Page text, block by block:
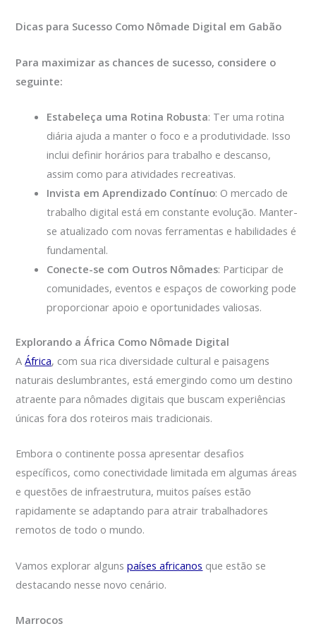
Dicas para Sucesso Como Nômade Digital em Gabão
Para maximizar as chances de sucesso, considere o
seguinte:
Estabeleça uma Rotina Robusta: Ter uma rotina
diária ajuda a manter o foco e a produtividade. Isso
inclui definir horários para trabalho e descanso,
assim como para atividades recreativas.
Invista em Aprendizado Contínuo: O mercado de
trabalho digital está em constante evolução. Manter-
se atualizado com novas ferramentas e habilidades é
fundamental.
Conecte-se com Outros Nômades: Participar de
comunidades, eventos e espaços de coworking pode
proporcionar apoio e oportunidades valiosas.
Explorando a África Como Nômade Digital
AÁfrica, com sua rica diversidade cultural e paisagens
naturais deslumbrantes, está emergindo como um destino
atraente para nômades digitais que buscam experiências
únicas fora dos roteiros mais tradicionais.
Embora o continente possa apresentar desafios
específicos, como conectividade limitada em algumas áreas
e questões de infraestrutura, muitos países estão
rapidamente se adaptando para atrair trabalhadores
remotos de todo o mundo.
Vamos explorar algunspaíses africanos que estão se
destacando nesse novo cenário.
Marrocos